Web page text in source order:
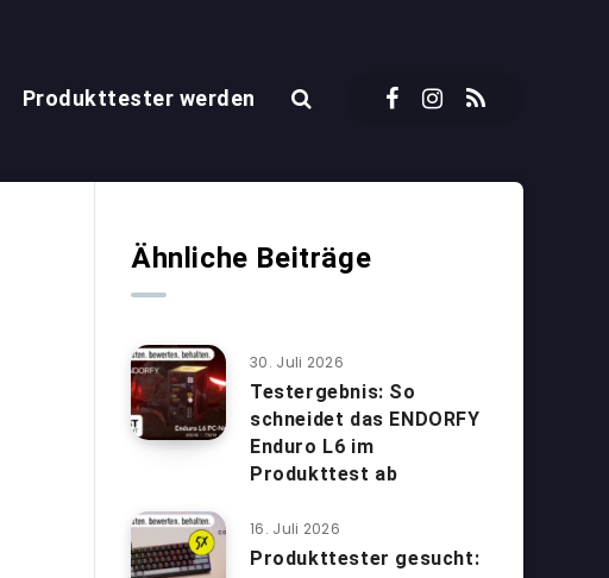
Produkttester werden
Ähnliche Beiträge
30. Juli 2026
Testergebnis: So
schneidet das ENDORFY
Enduro L6 im
Produkttest ab
16. Juli 2026
Produkttester gesucht: